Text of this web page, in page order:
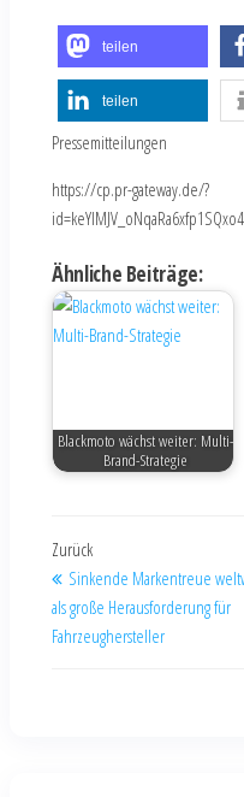
teilen
teilen
Pressemitteilungen
https://cp.pr-gateway.de/?
Ähnliche Beiträge:
Blackmoto wächst weiter: Multi-
Brand-Strategie
Zurück
Sinkende Markentreue
als große Herausforderung für
Fahrzeughersteller